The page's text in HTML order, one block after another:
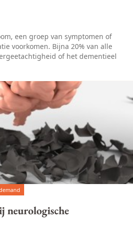
een groep van symptomen of
voorkomen. Bijna 20% van alle
of het dementieel
uitwerking van dementie is zo
neurologische